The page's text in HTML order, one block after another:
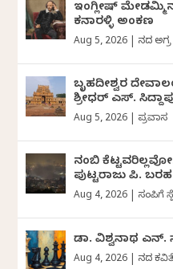
ಇಂಗ್ಲೀಷ್ ಮೇಡಮ್ಮಿನ
ಕನಾರಳ್ಳಿ ಅಂಕಣ
Aug 5, 2026 ದಿನದ
ಬೃಹದೀಶ್ವರ
ಶ್ರೀಧರ್‌ ಎಸ್.‌
Aug 5, 2026 ಪ್ರವಾಸ
ನಂಬಿ
ಪುಟ್ಟರಾಜು ಪಿ. ಬರಹ
Aug 4, 2026 ಸಂಪಿಗೆ
ಡಾ. ವಿಶ್ವನಾಥ ಎನ್.‌
Aug 4, 2026 ದಿನದ ಕವಿತೆ